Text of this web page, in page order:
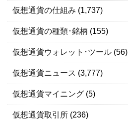
仮想通貨の仕組み (1,737)
仮想通貨の種類･銘柄 (155)
仮想通貨ウォレット･ツール (56)
仮想通貨ニュース (3,777)
仮想通貨マイニング (5)
仮想通貨取引所 (236)